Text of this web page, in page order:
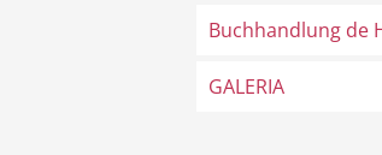
Buchhandlung de
GALERIA